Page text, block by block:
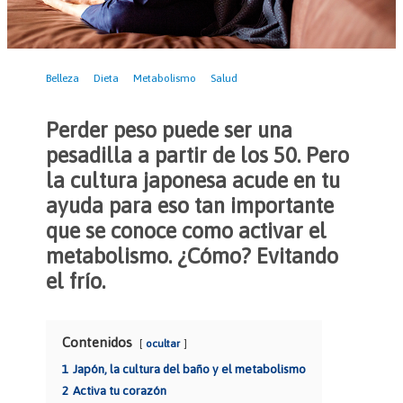
Belleza Dieta Metabolismo Salud
Perder peso puede ser una
pesadilla a partir de los 50. Pero
la cultura japonesa acude en tu
ayuda para eso tan importante
que se conoce como activar el
metabolismo. ¿Cómo? Evitando
el frío.
Contenidos ocultar
1 Japón, la cultura del baño y el metabolismo
2 Activa tu corazón